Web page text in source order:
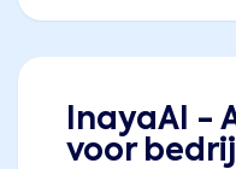
InayaAI -
voor